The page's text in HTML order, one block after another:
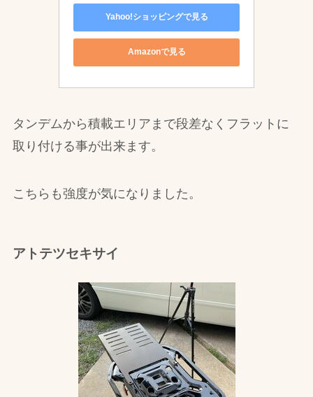
Yahoo!ショッピングで見る
Amazonで見る
タンデムから積載エリアまで段差なくフラットに
取り付ける事が出来ます。
こちらも強度が気になりました。
アトテツセキサイ